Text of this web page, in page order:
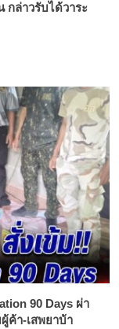
ล่าวรับได้วาระ
90 Days ผ่า
ค้า-เสพยาบ้า